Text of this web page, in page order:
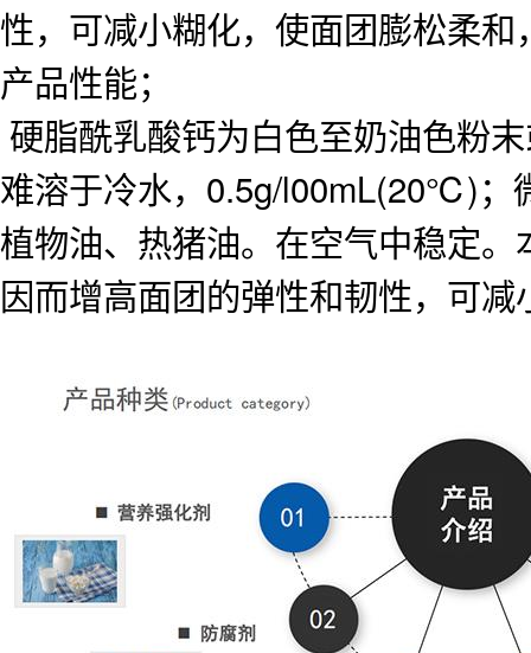
性，可减小糊化，使面团膨松柔
产品性能；
硬脂酰乳酸钙为白色至奶油色粉
难溶于冷水，0.5g/l00mL(20℃)；
植物油、热猪油。在空气中稳定
因而增高面团的弹性和韧性，可